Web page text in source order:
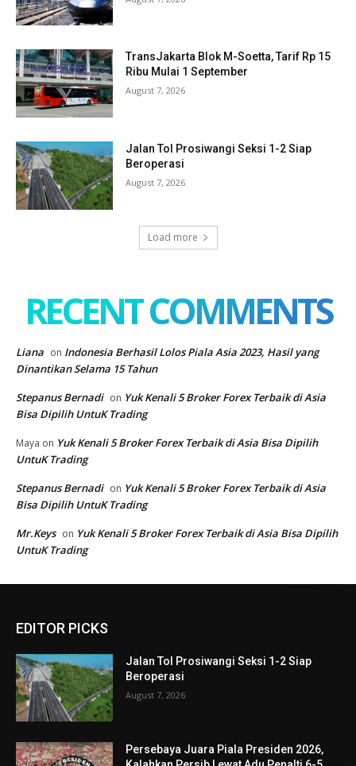
EDITOR PICKS
Jalan Tol Prosiwangi Seksi 1-2 Siap
Beroperasi
August 7, 2026
Persebaya Juara Piala Presiden 2026,